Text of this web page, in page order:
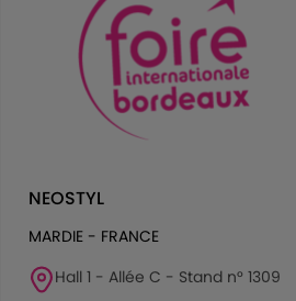
NEOSTYL
MARDIE - FRANCE
Hall 1 - Allée C - Stand n° 1309